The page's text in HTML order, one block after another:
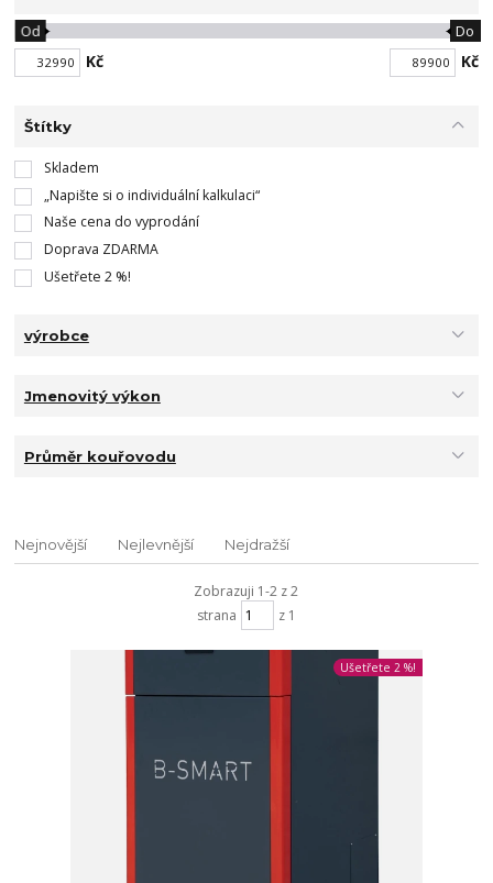
Kč
Od Do
Kč
Štítky
Skladem
„Napište si o individuální kalkulaci“
Naše cena do vyprodání
Doprava ZDARMA
Ušetřete 2 %!
výrobce
Jmenovitý výkon
Průměr kouřovodu
Nejnovější Nejlevnější Nejdražší
Zobrazuji 1-2 z 2
strana
z 1
Ušetřete 2 %!